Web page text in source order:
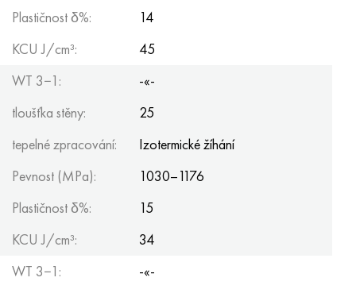
Plastičnost δ%:
14
KCU J/cm³:
45
WT 3−1:
-«-
tloušťka stěny:
25
tepelné zpracování:
Izotermické žíhání
Pevnost (MPa):
1030–1176
Plastičnost δ%:
15
KCU J/cm³:
34
WT 3−1:
-«-